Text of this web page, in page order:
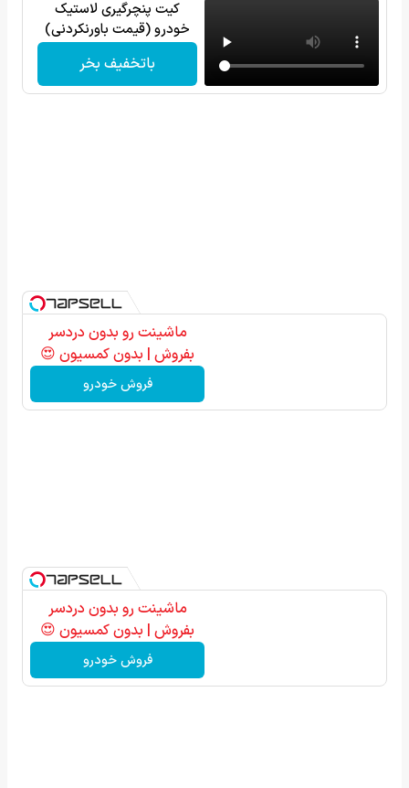
کیت پنچرگیری لاستیک
خودرو (قیمت باورنکردنی)
باتخفیف بخر
ماشینت رو بدون دردسر
بفروش | بدون کمسیون 😍
فروش خودرو
ماشینت رو بدون دردسر
بفروش | بدون کمسیون 😍
فروش خودرو